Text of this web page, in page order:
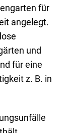
für
angelegt.
und
für eine
z. B. in